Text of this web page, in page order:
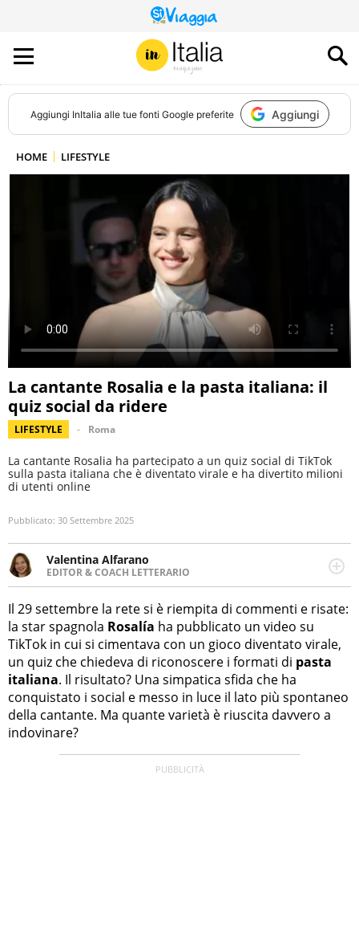
QUESTO
SITO
CONTRIBUISCE
ALL’AUDIENCE
DI
Aggiungi InItalia alle tue fonti Google preferite Aggiungi
HOME LIFESTYLE
La cantante Rosalia e la pasta italiana: il
quiz social da ridere
LIFESTYLE Roma
La cantante Rosalia ha partecipato a un quiz social di TikTok
sulla pasta italiana che è diventato virale e ha divertito milioni
di utenti online
Pubblicato: 30 Settembre 2025
Valentina Alfarano
EDITOR & COACH LETTERARIO
Lavorare con le storie è la mia missione! Specializzata in
storytelling di viaggi, lavoro come editor di narrativa e
coach di scrittura creativa.
Il 29 settembre la rete si è riempita di commenti e risate:
la star spagnola Rosalía ha pubblicato un video su
TikTok in cui si cimentava con un gioco diventato virale,
un quiz che chiedeva di riconoscere i formati di pasta
italiana. Il risultato? Una simpatica sfida che ha
conquistato i social e messo in luce il lato più spontaneo
della cantante. Ma quante varietà è riuscita davvero a
indovinare?